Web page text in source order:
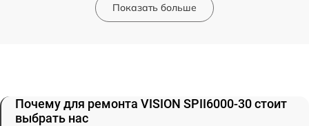
Показать больше
Почему для ремонта VISION SPII6000-30 стоит
выбрать нас